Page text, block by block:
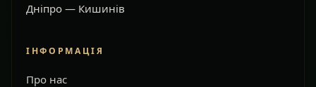
Дніпро — Кишинів
ІНФОРМАЦІЯ
Про нас